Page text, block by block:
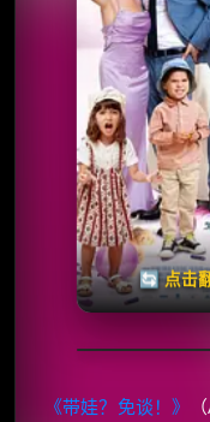
🔄 点击
天天领红
《带娃？免谈！》